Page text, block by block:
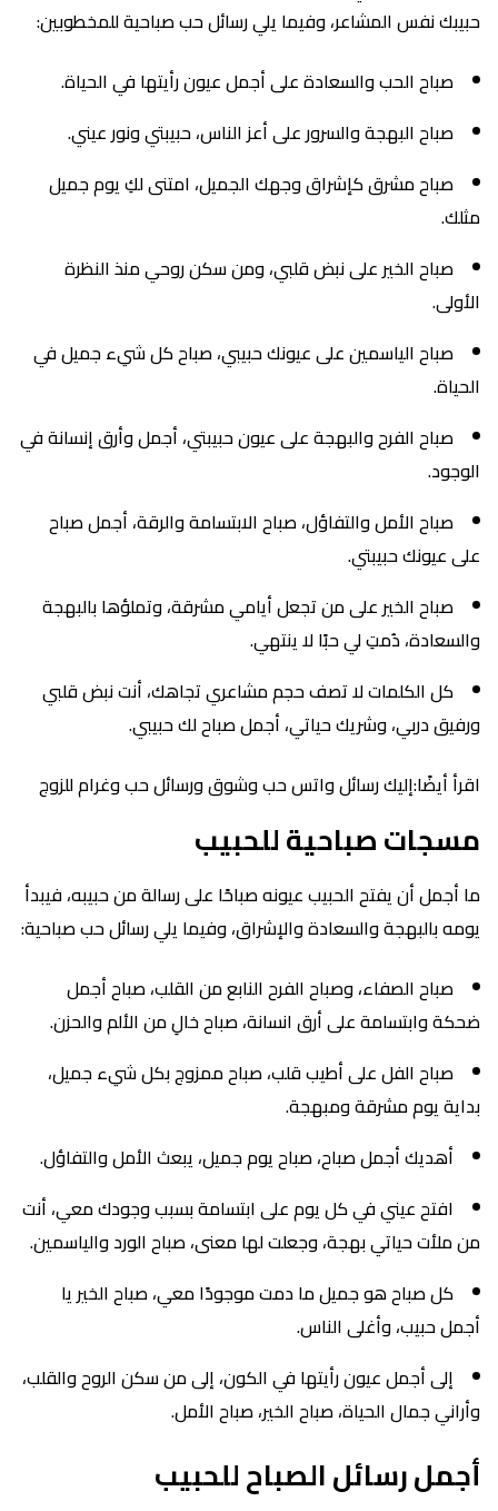
حبيبك نفس المشاعر، وفيما يلي رسائل حب صباحية للمخطوبين:
صباح الحب والسعادة على أجمل عيون رأيتها في الحياة.
صباح البهجة والسرور على أعز الناس، حبيبتي ونور عيني.
صباح مشرق كإشراق وجهك الجميل، امتنى لكِ يوم جميل
مثلك.
صباح الخير على نبض قلبي، ومن سكن روحي منذ النظرة
الأولى.
صباح الياسمين على عيونك حبيبي، صباح كل شيء جميل في
الحياة.
صباح الفرح والبهجة على عيون حبيبتي، أجمل وأرق إنسانة في
الوجود.
صباح الأمل والتفاؤل، صباح الابتسامة والرقة، أجمل صباح
على عيونك حبيبتي.
صباح الخير على من تجعل أيامي مشرقة، وتملؤها بالبهجة
والسعادة، دُمتِ لي حبًا لا ينتهي.
كل الكلمات لا تصف حجم مشاعري تجاهك، أنت نبض قلبي
ورفيق دربي، وشريك حياتي، أجمل صباح لك حبيبي.
اقرأ أيضًا:إليك رسائل واتس حب وشوق ورسائل حب وغرام للزوج
مسجات صباحية للحبيب
ما أجمل أن يفتح الحبيب عيونه صباحًا على رسالة من حبيبه، فيبدأ
يومه بالبهجة والسعادة والإشراق، وفيما يلي رسائل حب صباحية:
صباح الصفاء، وصباح الفرح النابع من القلب، صباح أجمل
ضحكة وابتسامة على أرق انسانة، صباح خالِ من الألم والحزن.
صباح الفل على أطيب قلب، صباح ممزوج بكل شيء جميل،
بداية يوم مشرقة ومبهجة.
أهديك أجمل صباح، صباح يوم جميل، يبعث الأمل والتفاؤل.
افتح عيني في كل يوم على ابتسامة بسبب وجودك معي، أنت
من ملأت حياتي بهجة، وجعلت لها معنى، صباح الورد والياسمين.
كل صباح هو جميل ما دمت موجودًا معي، صباح الخير يا
أجمل حبيب، وأغلى الناس.
إلى أجمل عيون رأيتها في الكون، إلى من سكن الروح والقلب،
وأراني جمال الحياة، صباح الخير، صباح الأمل.
أجمل رسائل الصباح للحبيب